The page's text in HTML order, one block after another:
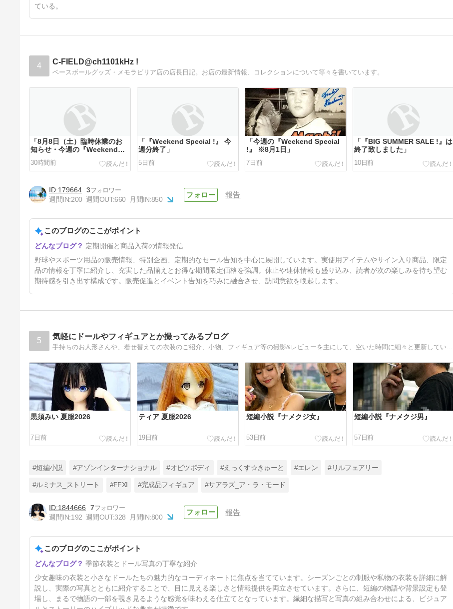
ている。
4 C-FIELD@ch1101kHz !
ベースボールグッズ・メモラビリア店の店長日記。お店の最新情報、コレクションについて等々を書いています。
「8月8日（土）臨時休業のお
知らせ・今週の『Weekend
Special !』について」
30時間前
「『Weekend Special !』 今
週分終了」
5日前
「今週の『Weekend Special
!』 ※8月1日」
7日前
「『BIG SUMMER SALE !』は
終了致しました」
10日前
「『BIG SUMMER SALE !』
本日最終日です！！」
10日前
179664 3
週間IN:200 週間OUT:660 月間IN:850
報告
このブログのここがポイント
定期開催と商品入荷の情報発信
野球やスポーツ用品の販売情報、特別企画、定期的なセール告知を中心に展開しています。実使用アイテムやサイン入り商品、限定
品の情報を丁寧に紹介し、充実した品揃えとお得な期間限定価格を強調。休止や連休情報も盛り込み、読者が次の楽しみを待ち望む
期待感を引き出す構成です。販売促進とイベント告知を巧みに融合させ、訪問意欲を喚起します。
5 気軽にドールやフィギュアとか撮ってみるブログ
黒須みい 夏服2026
7日前
ティア 夏服2026
19日前
短編小説『ナメクジ女』
53日前
短編小説『ナメクジ男』
57日前
Geminiで背景チェンジ
#短編小説 #アゾンインターナショナル #オビツボディ #えっくす☆きゅーと #エレン #リルフェアリー
#ルミナス_ストリート #FFXI #完成品フィギュア #サアラズ_ア・ラ・モード
1844666
7
週間IN:192 週間OUT:328 月間IN:800
報告
このブログのここがポイント
季節衣装とドール写真の丁寧な紹介
少女趣味の衣装と小さなドールたちの魅力的なコーディネートに焦点を当てています。シーズンごとの制服や私物の衣装を詳細に解
説し、実際の写真とともに紹介することで、目に見える楽しさと情報提供を両立させています。さらに、短編の物語や背景設定も登
場し、まるで物語の一部を覗き見るような感覚を味わえる仕立てとなっています。繊細な描写と写真の組み合わせによる、ビジュア